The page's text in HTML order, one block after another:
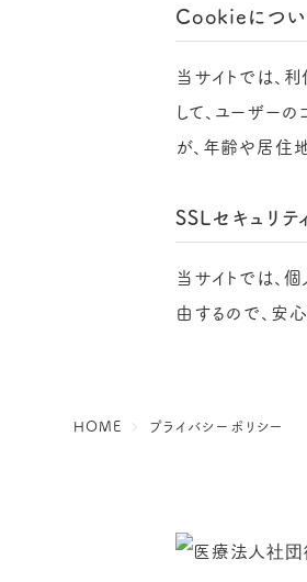
Cookieについ
当サイトでは、
して、ユーザー
が、年齢や居住
SSLセキュリテ
当サイトでは、
由するので、安
HOME プライバシーポリシー